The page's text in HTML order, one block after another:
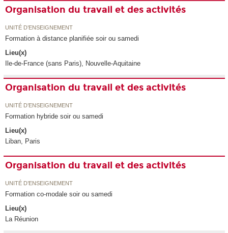
Organisation du travail et des activités
UNITÉ D’ENSEIGNEMENT
Formation à distance planifiée soir ou samedi
Lieu(x)
Ile-de-France (sans Paris), Nouvelle-Aquitaine
Organisation du travail et des activités
UNITÉ D’ENSEIGNEMENT
Formation hybride soir ou samedi
Lieu(x)
Liban, Paris
Organisation du travail et des activités
UNITÉ D’ENSEIGNEMENT
Formation co-modale soir ou samedi
Lieu(x)
La Réunion